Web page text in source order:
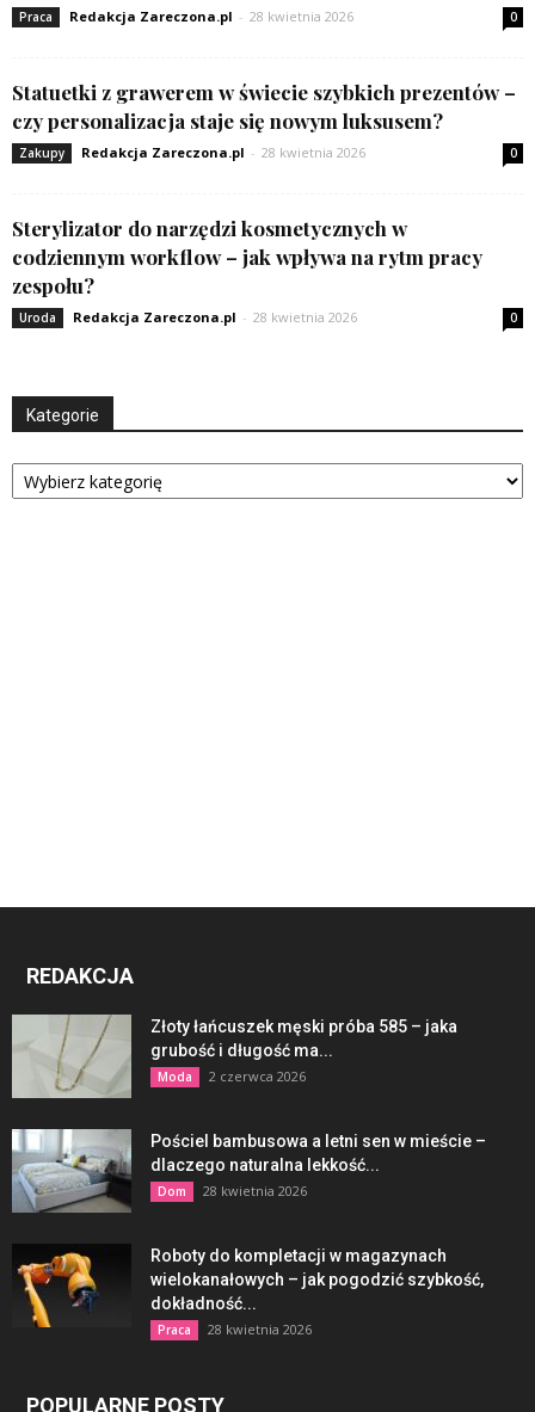
Praca Redakcja Zareczona.pl - 28 kwietnia 2026 0
Statuetki z grawerem w świecie szybkich prezentów –
czy personalizacja staje się nowym luksusem?
Zakupy Redakcja Zareczona.pl - 28 kwietnia 2026 0
Sterylizator do narzędzi kosmetycznych w
codziennym workflow – jak wpływa na rytm pracy
zespołu?
Uroda Redakcja Zareczona.pl - 28 kwietnia 2026 0
Kategorie
Kategorie
REDAKCJA
Złoty łańcuszek męski próba 585 – jaka
grubość i długość ma...
Moda 2 czerwca 2026
Pościel bambusowa a letni sen w mieście –
dlaczego naturalna lekkość...
Dom 28 kwietnia 2026
Roboty do kompletacji w magazynach
wielokanałowych – jak pogodzić szybkość,
dokładność...
Praca 28 kwietnia 2026
POPULARNE POSTY